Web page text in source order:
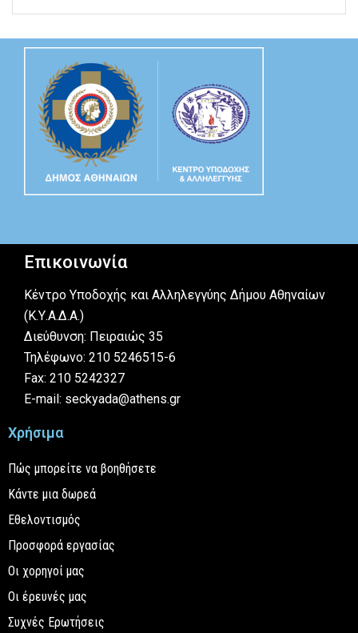
Επικοινωνία
Κέντρο Υποδοχής και Αλληλεγγύης Δήμου Αθηναίων
(Κ.Υ.Α.Δ.Α.)
Διεύθυνση: Πειραιώς 35
Τηλέφωνο: 210 5246515-6
Fax: 210 5242327
E-mail: seckyada@athens.gr
Χρήσιμα
Πώς μπορείτε να βοηθήσετε
Κάντε μια δωρεά
Εθελοντισμός
Προσφορά εργασίας
Οι χορηγοί μας
Οι έρευνές μας
Συχνές Ερωτήσεις